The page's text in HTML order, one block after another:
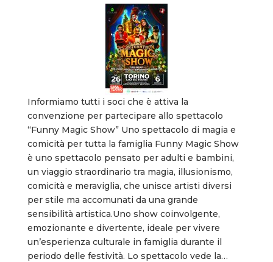
Informiamo tutti i soci che è attiva la
convenzione per partecipare allo spettacolo
“Funny Magic Show” Uno spettacolo di magia e
comicità per tutta la famiglia Funny Magic Show
è uno spettacolo pensato per adulti e bambini,
un viaggio straordinario tra magia, illusionismo,
comicità e meraviglia, che unisce artisti diversi
per stile ma accomunati da una grande
sensibilità artistica.Uno show coinvolgente,
emozionante e divertente, ideale per vivere
un’esperienza culturale in famiglia durante il
periodo delle festività. Lo spettacolo vede la…